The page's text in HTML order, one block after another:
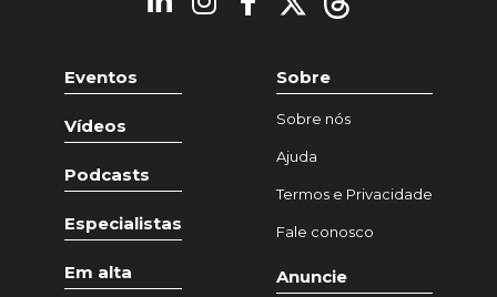
Eventos
Vídeos
Podcasts
Especialistas
Em alta
Sobre
Sobre nós
Ajuda
Termos e Privacidade
Fale conosco
Anuncie